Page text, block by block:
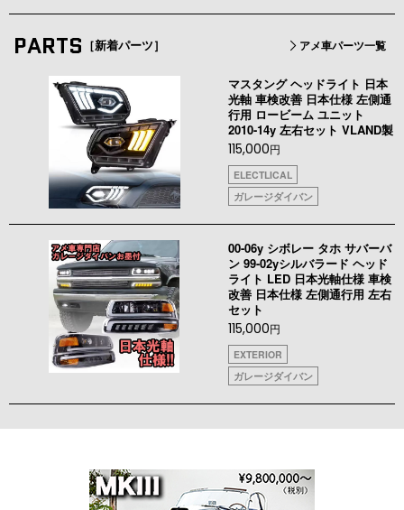
PARTS ［新着パーツ］ アメ車パーツ一覧
マスタング ヘッドライト 日本
光軸 車検改善 日本仕様 左側通
行用 ロービーム ユニット
2010-14y 左右セット VLAND製
115,000円
ELECTLICAL
ガレージダイバン
00-06y シボレー タホ サバーバ
ン 99-02yシルバラード ヘッド
ライト LED 日本光軸仕様 車検
改善 日本仕様 左側通行用 左右
セット
115,000円
EXTERIOR
ガレージダイバン